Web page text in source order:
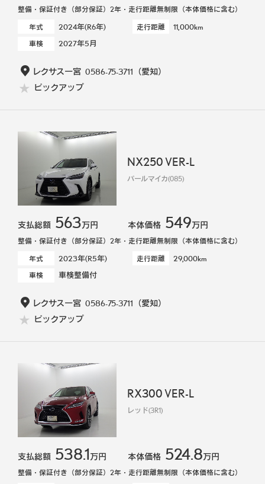
整備・保証付き（部分保証）2年・走行距離無制限（本体価格に含む）
年式
2024年(R6年) 走行距離 11,000km
車検 2027年5月
レクサス一宮 0586-75-3711 （愛知）
ピックアップ
NX250 VER-L
パールマイカ(085)
支払総額 563万円 本体価格 549万円
整備・保証付き（部分保証）2年・走行距離無制限（本体価格に含む）
年式
2023年(R5年) 走行距離 29,000km
車検 車検整備付
レクサス一宮 0586-75-3711 （愛知）
ピックアップ
RX300 VER-L
レッド(3R1)
支払総額 538.1万円 本体価格 524.8万円
整備・保証付き（部分保証）2年・走行距離無制限（本体価格に含む）